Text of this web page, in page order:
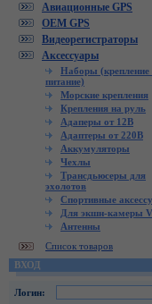
Авиационные GPS
OEM GPS
Видеорегистраторы
Аксессуары
Наборы (крепление
питание)
Морские крепления
Крепления на руль
Адаперы от 12В
Адаптеры от 220В
Аккумуляторы
Чехлы
Трансдьюсеры для
эхолотов
Спортивные
Для экшн-камеры
Антенны
Список товаров
ВХОД
Логин: